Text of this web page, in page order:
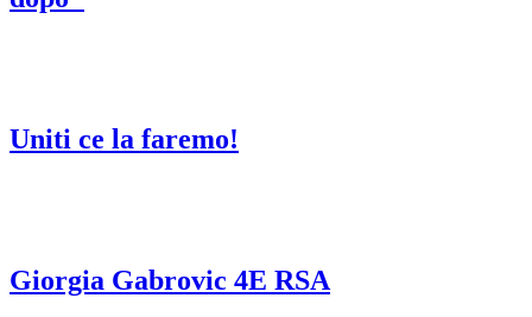
Uniti ce la faremo!
Giorgia Gabrovic 4E RSA